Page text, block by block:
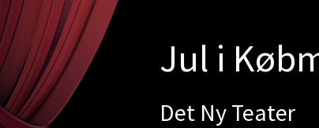
Jul i
Det Ny Teater